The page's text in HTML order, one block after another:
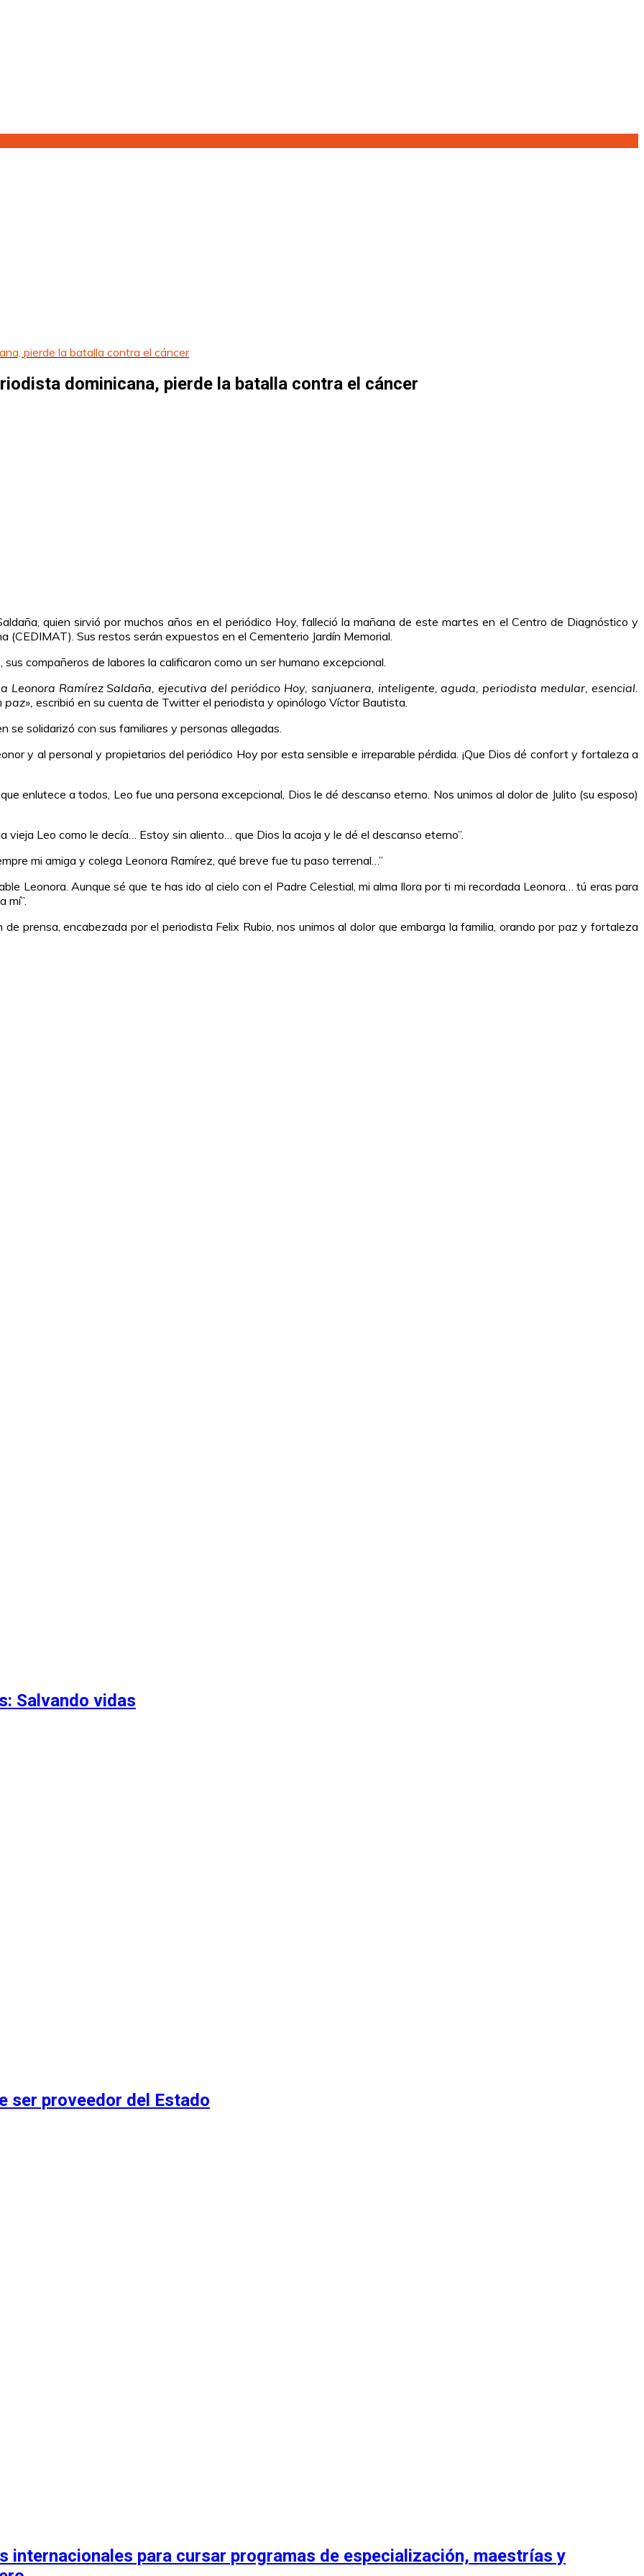
pierde la batalla contra el cáncer
dominicana, pierde la batalla contra el cáncer
quien sirvió por muchos años en el periódico Hoy, falleció la mañana de este martes en el Centro de Diagnóstico y
Sus restos serán expuestos en el Cementerio Jardín Memorial.
compañeros de labores la calificaron como un ser humano excepcional.
Leonora Ramírez Saldaña, ejecutiva del periódico Hoy, sanjuanera, inteligente, aguda, periodista medular, esencial.
escribió en su cuenta de Twitter el periodista y opinólogo Víctor Bautista.
se solidarizó con sus familiares y personas allegadas.
y al personal y propietarios del periódico Hoy por esta sensible e irreparable pérdida. ¡Que Dios dé confort y fortaleza a
enlutece a todos, Leo fue una persona excepcional, Dios le dé descanso eterno. Nos unimos al dolor de Julito (su esposo)
vieja Leo como le decía… Estoy sin aliento… que Dios la acoja y le dé el descanso eterno”.
mi amiga y colega Leonora Ramírez, qué breve fue tu paso terrenal…”
Leonora. Aunque sé que te has ido al cielo con el Padre Celestial, mi alma llora por ti mi recordada Leonora… tú eras para
mí”.
prensa, encabezada por el periodista Felix Rubio, nos unimos al dolor que embarga la familia, orando por paz y fortaleza
Salvando vidas
ser proveedor del Estado
internacionales para cursar programas de especialización, maestrías y